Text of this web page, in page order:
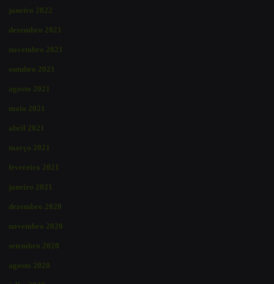
janeiro 2022
dezembro 2021
novembro 2021
outubro 2021
agosto 2021
maio 2021
abril 2021
março 2021
fevereiro 2021
janeiro 2021
dezembro 2020
novembro 2020
setembro 2020
agosto 2020